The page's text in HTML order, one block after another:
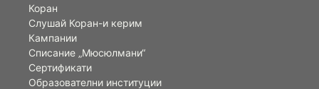
Коран
Слушай Коран-и керим
Кампании
Списание „Мюсюлмани“
Сертификати
Образователни институции